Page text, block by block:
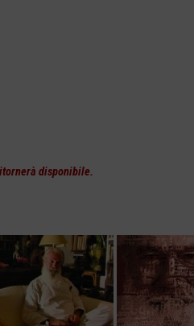
disponibile.